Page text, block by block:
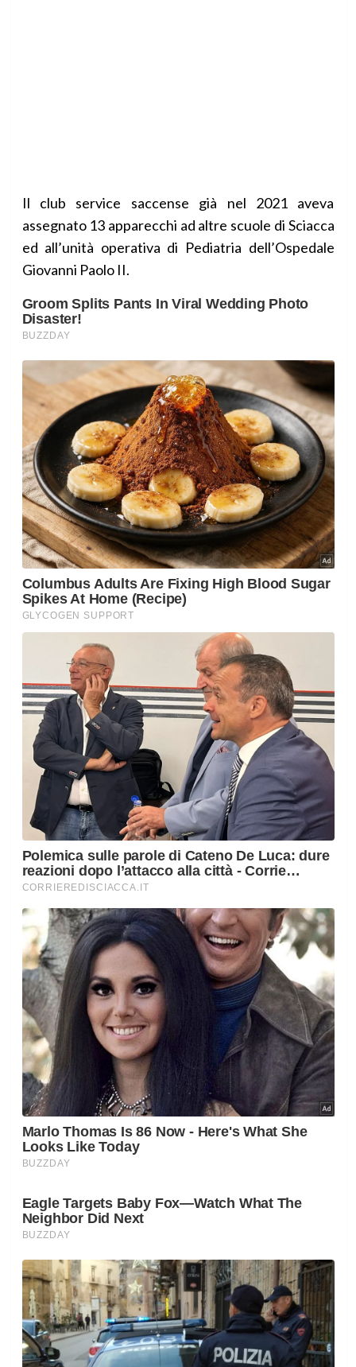
Il club service saccense già nel 2021 aveva
assegnato 13 apparecchi ad altre scuole di Sciacca
ed all’unità operativa di Pediatria dell’Ospedale
Giovanni Paolo II.